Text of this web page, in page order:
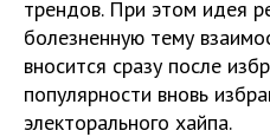
трендов. При этом идея
болезненную тему
вносится сразу после
популярности вновь
электорального хайпа.